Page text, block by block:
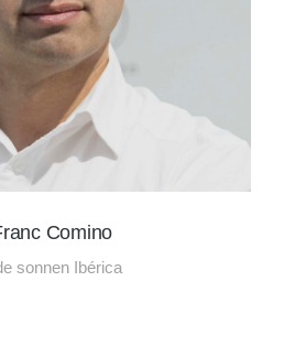
Comino
sonnen Ibérica